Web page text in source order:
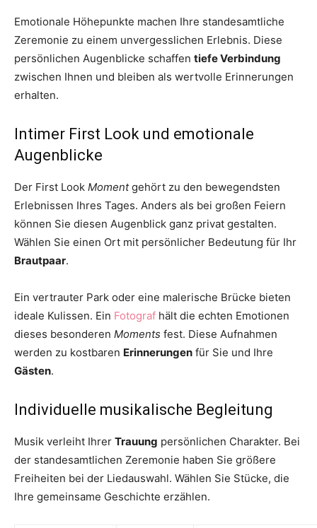
Emotionale Höhepunkte machen Ihre standesamtliche
Zeremonie zu einem unvergesslichen Erlebnis. Diese
persönlichen Augenblicke schaffen tiefe Verbindung
zwischen Ihnen und bleiben als wertvolle Erinnerungen
erhalten.
Intimer First Look und emotionale
Augenblicke
Der First Look Momentgehört zu den bewegendsten
Erlebnissen Ihres Tages. Anders als bei großen Feiern
können Sie diesen Augenblick ganz privat gestalten.
Wählen Sie einen Ort mit persönlicher Bedeutung für Ihr
Brautpaar.
Ein vertrauter Park oder eine malerische Brücke bieten
ideale Kulissen. Ein Fotograf hält die echten Emotionen
dieses besonderen Moments fest. Diese Aufnahmen
werden zu kostbaren Erinnerungen für Sie und Ihre
Gästen.
Individuelle musikalische Begleitung
Musik verleiht Ihrer Trauung persönlichen Charakter. Bei
der standesamtlichen Zeremonie haben Sie größere
Freiheiten bei der Liedauswahl. Wählen Sie Stücke, die
Ihre gemeinsame Geschichte erzählen.